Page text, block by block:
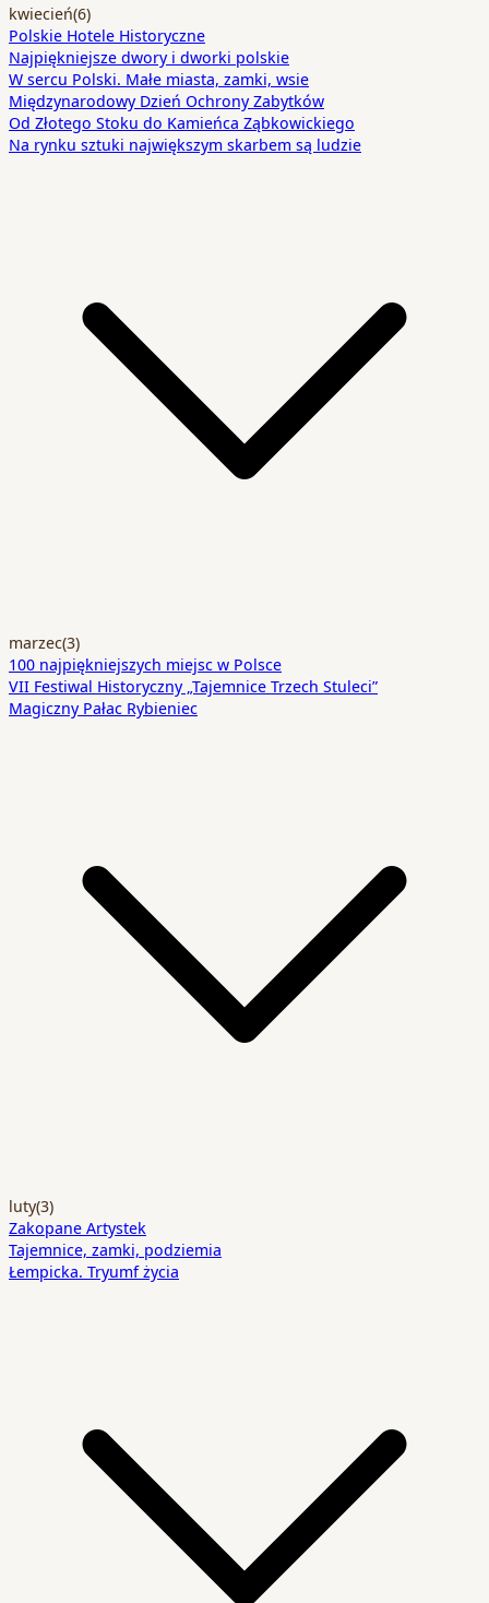
kwiecień(6)
Polskie Hotele Historyczne
Najpiękniejsze dwory i dworki polskie
W sercu Polski. Małe miasta, zamki, wsie
Międzynarodowy Dzień Ochrony Zabytków
Od Złotego Stoku do Kamieńca Ząbkowickiego
Na rynku sztuki największym skarbem są ludzie
marzec(3)
100 najpiękniejszych miejsc w Polsce
VII Festiwal Historyczny „Tajemnice Trzech Stuleci”
Magiczny Pałac Rybieniec
luty(3)
Zakopane Artystek
Tajemnice, zamki, podziemia
Łempicka. Tryumf życia